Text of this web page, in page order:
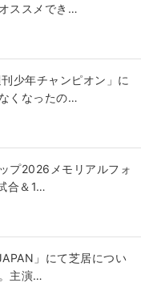
ススメでき…
少年チャンピオン」に
くなったの…
プ2026メモリアルフォ
合＆1…
」にて芝居につい
主演…